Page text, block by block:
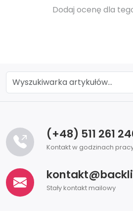
Dodaj ocenę dla
(+48) 511 261
Kontakt w godzinach
Stały kontakt mailowy